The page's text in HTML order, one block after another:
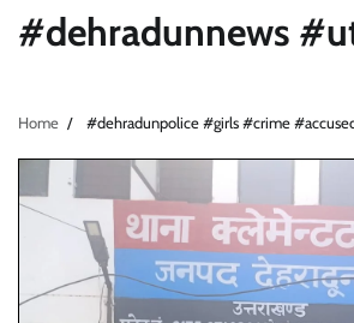
#dehradunnews
Home #dehradunpolice #girls #crime